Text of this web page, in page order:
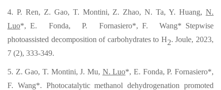
4. P. Ren, Z. Gao, T. Montini, Z. Zhao, N. Ta, Y. Huang,N.
Luo*, E. Fonda, P. Fornasiero*, F. Wang* Stepwise
photoassisted decomposition of carbohydrates to H2. Joule, 2023,
7 (2), 333-349.
5. Z. Gao, T. Montini, J. Mu, N. Luo*, E. Fonda, P. Fornasiero*,
F. Wang*. Photocatalytic methanol dehydrogenation promoted